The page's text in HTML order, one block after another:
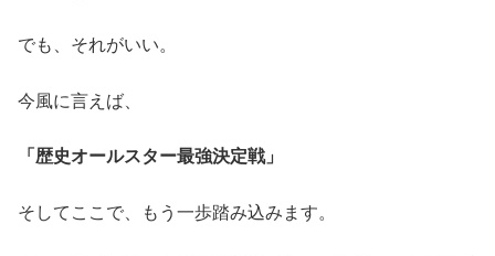
でも、それがいい。
今風に言えば、
「歴史オールスター最強決定戦」
そしてここで、もう一歩踏み込みます。